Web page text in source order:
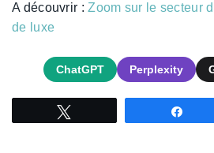
A découvrir :Zoom sur le secteur
de luxe
ChatGPT Perplexity